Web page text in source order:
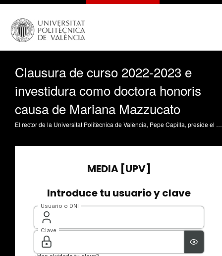
Clausura de curso 2022-2023 e
investidura como doctora honoris
causa de Mariana Mazzucato
El rector de la Universitat Politècnica de València, Pepe Capilla, preside el solemne acto de Clausura del curso académico 2022-2023 con la investidura como Doctora Honoris Causa de la economista de prestigio internacional Mariana Mazzucato y el reconocimiento de las mejores tesis doctorales.